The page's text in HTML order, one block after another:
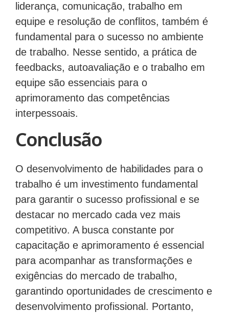
liderança, comunicação, trabalho em
equipe e resolução de conflitos, também é
fundamental para o sucesso no ambiente
de trabalho. Nesse sentido, a prática de
feedbacks, autoavaliação e o trabalho em
equipe são essenciais para o
aprimoramento das competências
interpessoais.
Conclusão
O desenvolvimento de habilidades para o
trabalho é um investimento fundamental
para garantir o sucesso profissional e se
destacar no mercado cada vez mais
competitivo. A busca constante por
capacitação e aprimoramento é essencial
para acompanhar as transformações e
exigências do mercado de trabalho,
garantindo oportunidades de crescimento e
desenvolvimento profissional. Portanto,